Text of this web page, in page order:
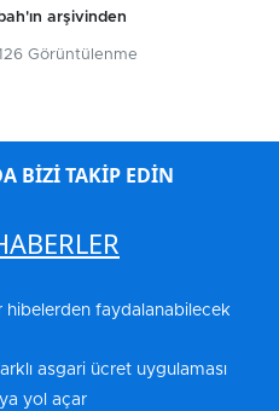
arşivinden
Görüntülenme
BİZİ TAKİP EDİN
hibelerden faydalanabilecek
asgari ücret uygulaması
yol açar